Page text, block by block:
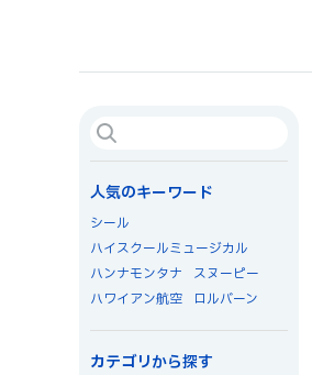
人気のキーワード
シール
ハイスクールミュージカル
ハンナモンタナ
スヌーピー
ハワイアン航空
ロルバーン
カテゴリから探す